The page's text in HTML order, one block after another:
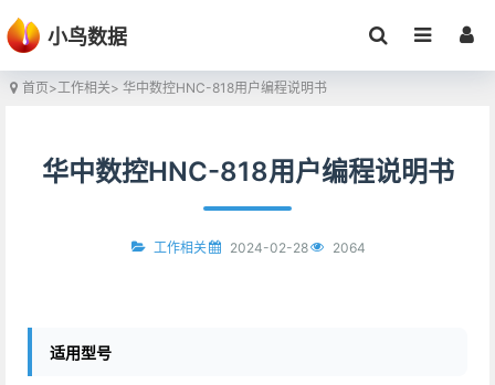
小鸟数据
首页>工作相关> 华中数控HNC-818用户编程说明书
华中数控HNC-818用户编程说明书
工作相关 2024-02-28 2064
适用型号